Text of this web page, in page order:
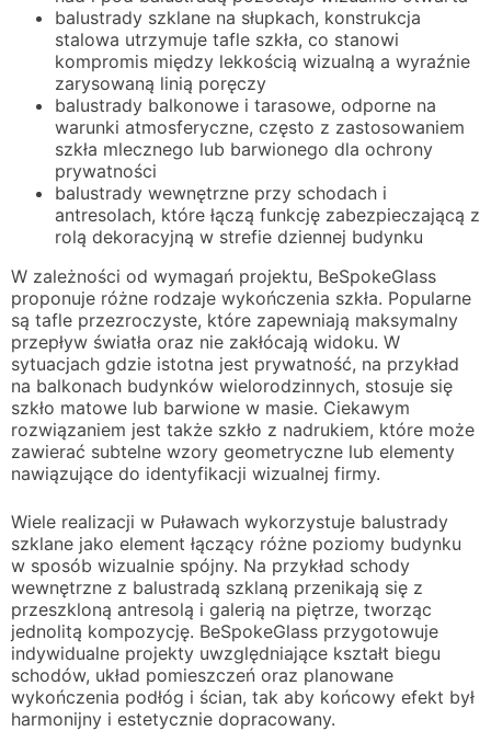
balustrady szklane na słupkach, konstrukcja
stalowa utrzymuje tafle szkła, co stanowi
kompromis między lekkością wizualną a wyraźnie
zarysowaną linią poręczy
balustrady balkonowe i tarasowe, odporne na
warunki atmosferyczne, często z zastosowaniem
szkła mlecznego lub barwionego dla ochrony
prywatności
balustrady wewnętrzne przy schodach i
antresolach, które łączą funkcję zabezpieczającą z
rolą dekoracyjną w strefie dziennej budynku
W zależności od wymagań projektu, BeSpokeGlass
proponuje różne rodzaje wykończenia szkła. Popularne
są tafle przezroczyste, które zapewniają maksymalny
przepływ światła oraz nie zakłócają widoku. W
sytuacjach gdzie istotna jest prywatność, na przykład
na balkonach budynków wielorodzinnych, stosuje się
szkło matowe lub barwione w masie. Ciekawym
rozwiązaniem jest także szkło z nadrukiem, które może
zawierać subtelne wzory geometryczne lub elementy
nawiązujące do identyfikacji wizualnej firmy.
Wiele realizacji w Puławach wykorzystuje balustrady
szklane jako element łączący różne poziomy budynku
w sposób wizualnie spójny. Na przykład schody
wewnętrzne z balustradą szklaną przenikają się z
przeszkloną antresolą i galerią na piętrze, tworząc
jednolitą kompozycję. BeSpokeGlass przygotowuje
indywidualne projekty uwzględniające kształt biegu
schodów, układ pomieszczeń oraz planowane
wykończenia podłóg i ścian, tak aby końcowy efekt był
harmonijny i estetycznie dopracowany.